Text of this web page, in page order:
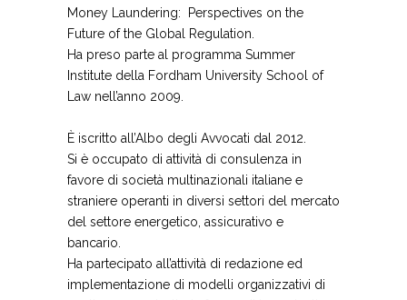
Money Laundering: Perspectives on the
Future of the Global Regulation.
Ha preso parte al programma Summer
Institute della Fordham University School of
Law nell’anno 2009.
È iscritto all’Albo degli Avvocati dal 2012.
Si è occupato di attività di consulenza in
favore di società multinazionali italiane e
straniere operanti in diversi settori del mercato
del settore energetico, assicurativo e
bancario.
Ha partecipato all’attività di redazione ed
implementazione di modelli organizzativi di